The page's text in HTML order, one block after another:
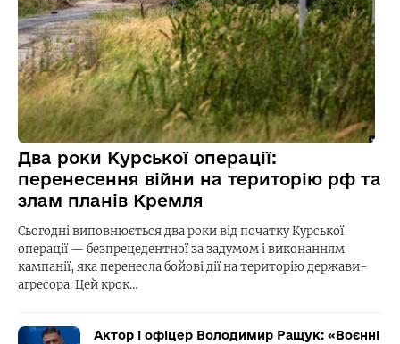
Два роки Курської операції:
перенесення війни на територію рф та
злам планів Кремля
Сьогодні виповнюється два роки від початку Курської
операції — безпрецедентної за задумом і виконанням
кампанії, яка перенесла бойові дії на територію держави-
агресора. Цей крок…
Актор і офіцер Володимир Ращук: «Воєнні